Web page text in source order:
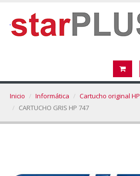
Inicio Informática
Cartucho original HP
CARTUCHO GRIS HP 747